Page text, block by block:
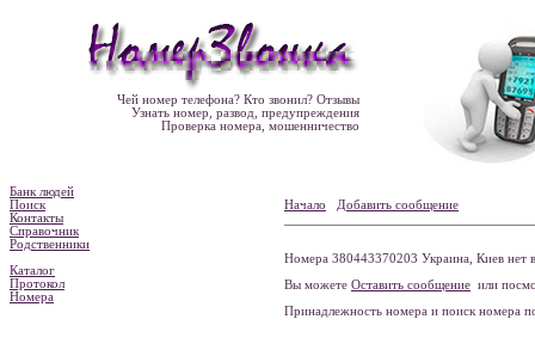
Чей номер телефона? Кто звонил? Отзывы
Узнать номер, развод, предупреждения
Проверка номера, мошенничество
Банк людей
Поиск
Контакты
Справочник
Родственники
Каталог
Протокол
Номера
Начало Добавить сообщение
Номера 380443370203 Украина, Киев нет в
Вы можете Оставить сообщение или
Принадлежность номера и поиск номера